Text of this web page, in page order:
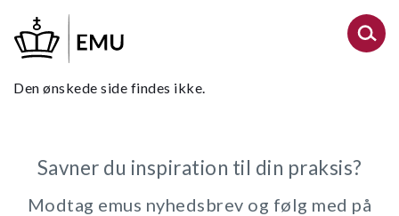
hovedindhold
Den ønskede side findes ikke.
Savner du inspiration til din praksis?
Modtag emus nyhedsbrev og følg med på